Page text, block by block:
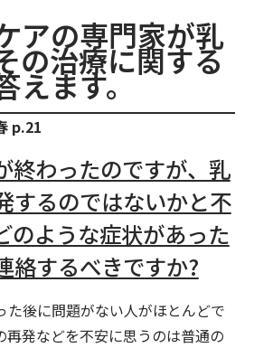
アの専門家が乳
の治療に関する
えます。
p.21
終わったのですが、乳
するのではないかと不
のような症状があった
絡するべきですか?
た後に問題がない人がほとんどで
再発などを不安に思うのは普通の